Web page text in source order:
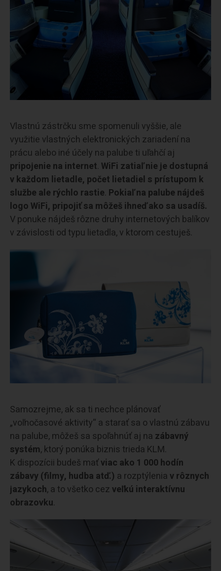
Vlastnú zástrčku sme spomenuli vyššie, ale
využitie vlastných elektronických zariadení na
prácu alebo iné účely na palube ti uľahčí aj
pripojenie na internet. WiFi zatiaľ nie je dostupná
v každom lietadle, počet lietadiel s prístupom k
službe ale rýchlo rastie. Pokiaľ na palube nájdeš
logo WiFi, pripojiť sa môžeš ihneď ako sa usadíš.
V ponuke nájdeš rôzne druhy internetových balíkov
v závislosti od typu lietadla, v ktorom cestuješ.
Samozrejme, ak sa ti nechce plánovať
„voľnočasové aktivity“ a starať sa o vlastnú zábavu
na palube, môžeš sa spoľahnúť aj na zábavný
systém, ktorý ponúka biznis trieda KLM.
K dispozícii budeš maťviac ako 1 000 hodín
zábavy (filmy, hudba atď.) a rozptýleniav rôznych
jazykoch, a to všetko cezveľkú interaktívnu
obrazovku.